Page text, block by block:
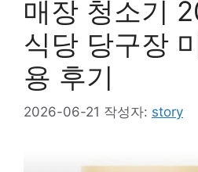
매장 청소기
식당 당구장
용 후기
2026-06-21 작성자: story